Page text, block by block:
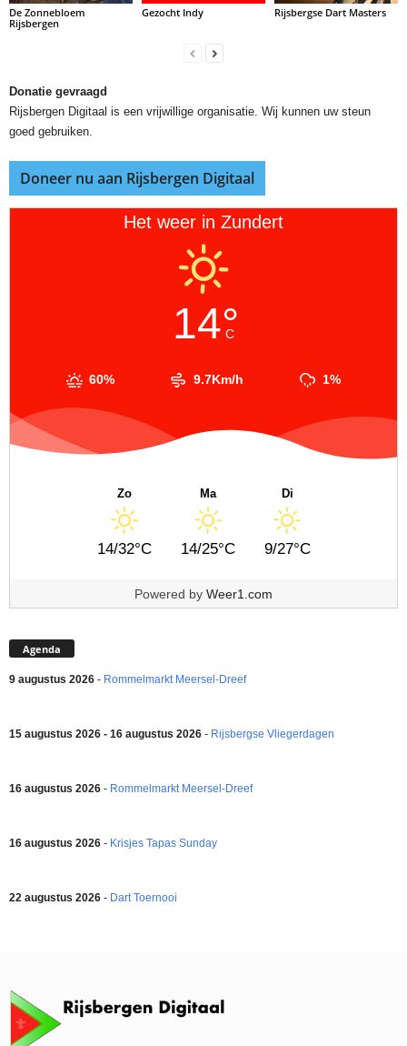
De Zonnebloem
Rijsbergen
Gezocht Indy Rijsbergse Dart Masters
Donatie gevraagd
Rijsbergen Digitaal is een vrijwillige organisatie. Wij kunnen uw steun
goed gebruiken.
Doneer nu aan Rijsbergen Digitaal
Het weer in Zundert
14°
C
60% 9.7Km/h 1%
Zo
14/32°C
Ma
14/25°C
Di
9/27°C
Powered by Weer1.com
Agenda
9 augustus 2026 - Rommelmarkt Meersel-Dreef
15 augustus 2026 - 16 augustus 2026 - Rijsbergse Vliegerdagen
16 augustus 2026 - Rommelmarkt Meersel-Dreef
16 augustus 2026 - Krisjes Tapas Sunday
22 augustus 2026 - Dart Toernooi